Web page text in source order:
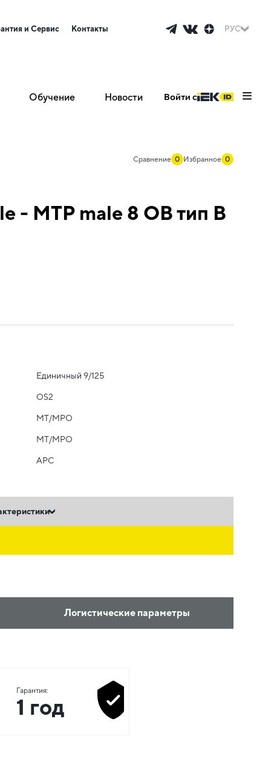
и Сервис Контакты РУС
Обучение Новости Войти с
Сравнение 0 Избранное 0
- MTP male 8 ОВ тип B
Единичный 9/125
OS2
MT/MPO
MT/MPO
APC
Логистические параметры
Гарантия:
1 год